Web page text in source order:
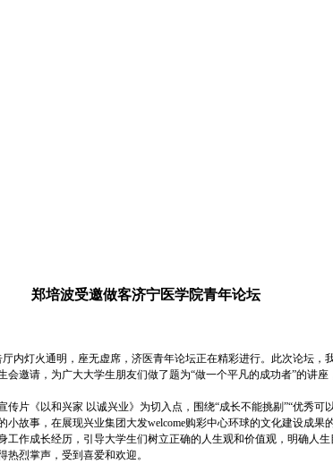
郑培波受邀做客济宁医学院青年论坛
灯火通明，座无虚席，济医青年论坛正在精彩进行。此次论坛，
邀请，为广大大学生朋友们做了题为“做一个平凡的成功者”的讲
《以和兴家 以诚兴业》为切入点，围绕“成长不能挑剔”“优秀可以
故事，在展现兴业集团大发welcome购彩中心环球的文化建设成果
工作成长经历，引导大学生们树立正确的人生观和价值观，明确人
烈掌声，受到喜爱和欢迎。